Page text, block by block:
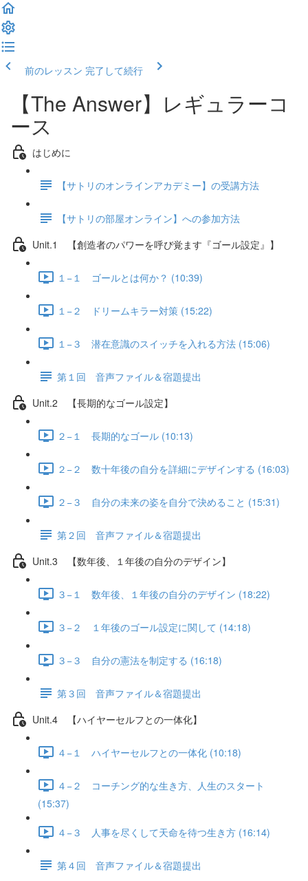
前のレッスン 完了して続行
【The Answer】レギュラーコ
ース
はじめに
【サトリのオンラインアカデミー】の受講方法
【サトリの部屋オンライン】への参加方法
Unit.1 【創造者のパワーを呼び覚ます『ゴール設定』】
１−１ ゴールとは何か？ (10:39)
１−２ ドリームキラー対策 (15:22)
１−３ 潜在意識のスイッチを入れる方法 (15:06)
第１回 音声ファイル＆宿題提出
Unit.2 【長期的なゴール設定】
２−１ 長期的なゴール (10:13)
２−２ 数十年後の自分を詳細にデザインする (16:03)
２−３ 自分の未来の姿を自分で決めること (15:31)
第２回 音声ファイル＆宿題提出
Unit.3 【数年後、１年後の自分のデザイン】
３−１ 数年後、１年後の自分のデザイン (18:22)
３−２ １年後のゴール設定に関して (14:18)
３−３ 自分の憲法を制定する (16:18)
第３回 音声ファイル＆宿題提出
Unit.4 【ハイヤーセルフとの一体化】
４−１ ハイヤーセルフとの一体化 (10:18)
４−２ コーチング的な生き方、人生のスタート
(15:37)
４−３ 人事を尽くして天命を待つ生き方 (16:14)
第４回 音声ファイル＆宿題提出